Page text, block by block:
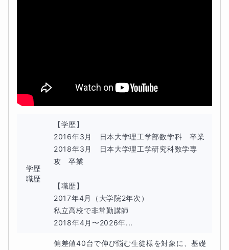
学歴
職歴
【学歴】
2016年3月　日本大学理工学部数学科　卒業
2018年3月　日本大学理工学研究科数学専
攻　卒業
【職歴】
2017年4月（大学院2年次）
私立高校で非常勤講師
2018年4月〜2026年...
偏差値40台で伸び悩む生徒様を対象に、基礎